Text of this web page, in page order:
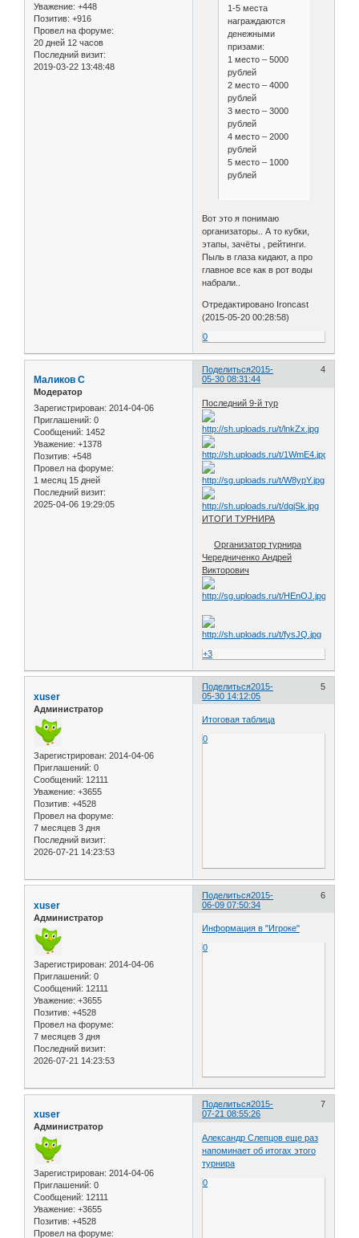
Уважение: +448
Позитив: +916
Провел на форуме:
20 дней 12 часов
Последний визит:
2019-03-22 13:48:48
1-5 места
награждаются
денежными
призами:
1 место – 5000
рублей
2 место – 4000
рублей
3 место – 3000
рублей
4 место – 2000
рублей
5 место – 1000
рублей
Вот это я понимаю
организаторы.. А то кубки,
этапы, зачёты , рейтинги.
Пыль в глаза кидают, а про
главное все как в рот воды
набрали..
Отредактировано Ironcast
(2015-05-20 00:28:58)
0
Поделиться 4
2015-
05-30 08:31:44
Маликов С
Модератор
Зарегистрирован: 2014-04-06
Приглашений: 0
Сообщений: 1452
Уважение: +1378
Позитив: +548
Провел на форуме:
1 месяц 15 дней
Последний визит:
2025-04-06 19:29:05
Последний 9-й тур
ИТОГИ ТУРНИРА
Организатор турнира
Чередниченко Андрей
Викторович
+3
Поделиться 5
2015-
05-30 14:12:05
xuser
Администратор
Зарегистрирован: 2014-04-06
Приглашений: 0
Сообщений: 12111
Уважение: +3655
Позитив: +4528
Провел на форуме:
7 месяцев 3 дня
Последний визит:
2026-07-21 14:23:53
Итоговая таблица
0
Поделиться 6
2015-
06-09 07:50:34
xuser
Администратор
Зарегистрирован: 2014-04-06
Приглашений: 0
Сообщений: 12111
Уважение: +3655
Позитив: +4528
Провел на форуме:
7 месяцев 3 дня
Последний визит:
2026-07-21 14:23:53
Информация в "Игроке"
0
Поделиться 7
2015-
07-21 08:55:26
xuser
Администратор
Зарегистрирован: 2014-04-06
Приглашений: 0
Сообщений: 12111
Уважение: +3655
Позитив: +4528
Провел на форуме:
Александр Слепцов еще раз
напоминает об итогах этого
турнира
0